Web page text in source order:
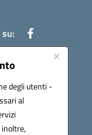
degli utenti -
al
inoltre,